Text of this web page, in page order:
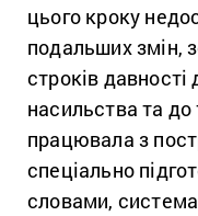
цього кроку
подальших змін,
строків
насильства та до
працювала з
спеціально
словами,